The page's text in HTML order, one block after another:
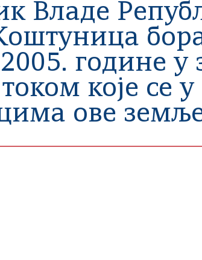
Владе
године у
током које се
ове